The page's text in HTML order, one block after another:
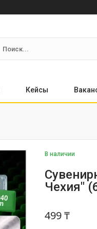
Кейсы
В наличии
Чехия"
499 ₸